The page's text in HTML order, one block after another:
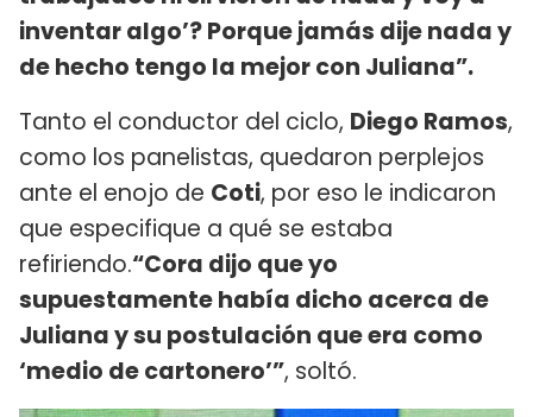
inventar algo’? Porque jamás dije nada y
de hecho tengo la mejor con Juliana”.
Tanto el conductor del ciclo, Diego Ramos,
como los panelistas, quedaron perplejos
ante el enojo de Coti, por eso le indicaron
que especifique a qué se estaba
refiriendo.“Cora dijo que yo
supuestamente había dicho acerca de
Juliana y su postulación que era como
‘medio de cartonero’”, soltó.